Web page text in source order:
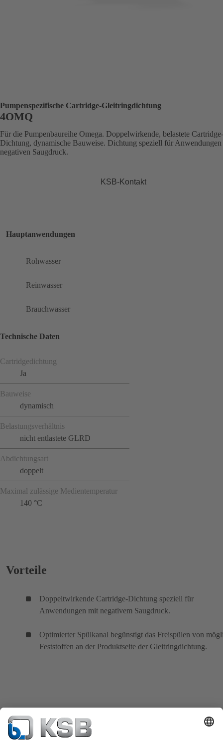
Pumpenspezifische Cartridge-Gleitringdichtung
4OMQ
Für die Pumpenbaureihe Omega. Doppelwirkende, belastete Cartridge-
Dichtung, dynamische Bauweise. Dichtung speziell für
negativen Saugdruck.
KSB-Kontakt
Hauptanwendungen
Rohwasser
Reinwasser
Brauchwasser
Technische Daten
Cartridgedichtung
Ja
Bauweise
dynamisch
Belastungsverhältnis
nicht entlastete GLRD
Abdichtungsart
doppelt
Maximal zulässige Medientemperatur
140 °C
Vorteile
Doppeltwirkende Cartridge-Dichtung speziell für
Anwendungen mit negativem Saugdruck.
Optimierter Spülkanal begünstigt das Freispülen von
Feststoffen an der Produktseite der Gleitringdichtung.